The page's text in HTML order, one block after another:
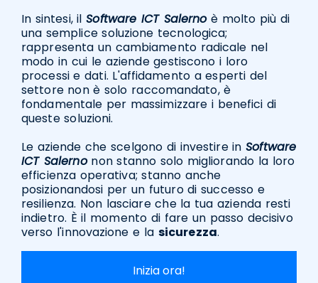
In sintesi, ilSoftware ICT Salernoè molto più di
una semplice soluzione tecnologica;
rappresenta un cambiamento radicale nel
modo in cui le aziende gestiscono i loro
processi e dati. L'affidamento a esperti del
settore non è solo raccomandato, è
fondamentale per massimizzare i benefici di
queste soluzioni.
Le aziende che scelgono di investire inSoftware
ICT Salernonon stanno solo migliorando la loro
efficienza operativa; stanno anche
posizionandosi per un futuro di successo e
resilienza. Non lasciare che la tua azienda resti
indietro. È il momento di fare un passo decisivo
verso l'innovazione e la sicurezza.
Inizia ora!